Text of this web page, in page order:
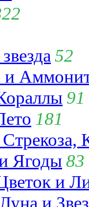
52
и
91
181
Ягоды 83
и
и